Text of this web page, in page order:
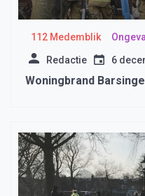
112 Medemblik
Redactie 6
Woningbrand